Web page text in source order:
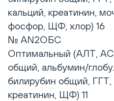
кальций, креатинин,
фосфор, ЩФ, хлор) 16
№ AN2ОБС
Оптимальный (АЛТ,
общий, альбумин/
билирубин общий, ГГТ,
креатинин, ЩФ) 11